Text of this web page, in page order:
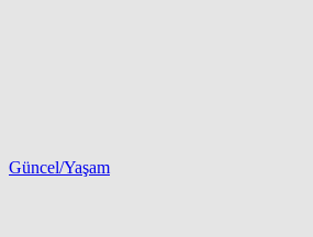
Güncel/Yaşam